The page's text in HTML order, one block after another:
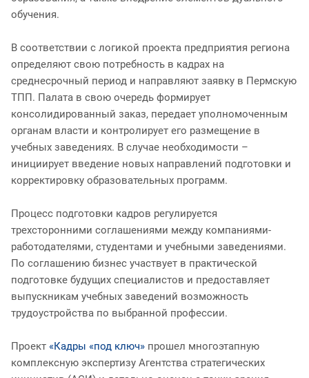
обучения.
В соответствии с логикой проекта предприятия региона
определяют свою потребность в кадрах на
среднесрочный период и направляют заявку в Пермскую
ТПП. Палата в свою очередь формирует
консолидированный заказ, передает уполномоченным
органам власти и контролирует его размещение в
учебных заведениях. В случае необходимости –
инициирует введение новых направлений подготовки и
корректировку образовательных программ.
Процесс подготовки кадров регулируется
трехсторонними соглашениями между компаниями-
работодателями, студентами и учебными заведениями.
По соглашению бизнес участвует в практической
подготовке будущих специалистов и предоставляет
выпускникам учебных заведений возможность
трудоустройства по выбранной профессии.
Проект «Кадры «под ключ» прошел многоэтапную
комплексную экспертизу Агентства стратегических